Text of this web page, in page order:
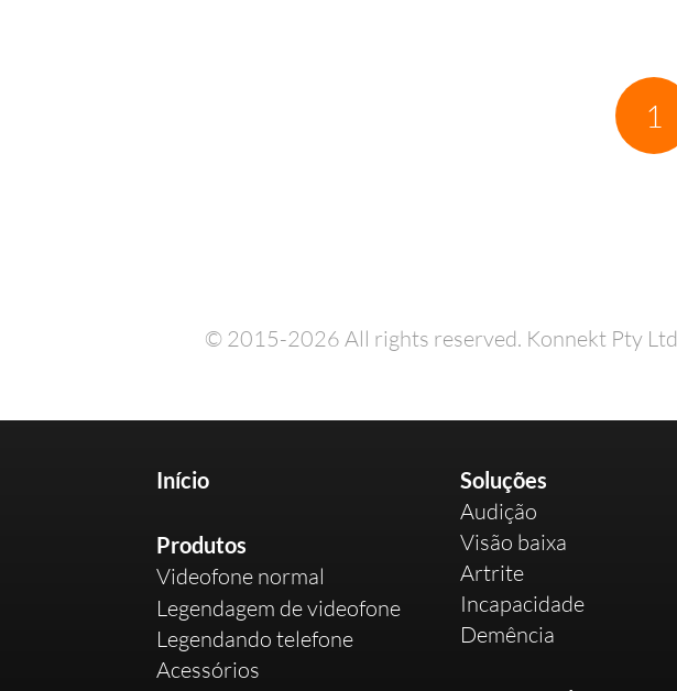
1
© 2015-2026 All rights reserved. Konnekt Pty Ltd
Início
Produtos
Videofone normal
Legendagem de videofone
Legendando telefone
Acessórios
Soluções
Audição
Visão baixa
Artrite
Incapacidade
Demência